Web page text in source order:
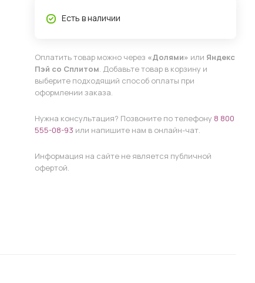
Есть в наличии
Оплатить товар можно через «Долями» или Яндекс
Пэй со Сплитом. Добавьте товар в корзину и
выберите подходящий способ оплаты при
оформлении заказа.
Нужна консультация? Позвоните по телефону 8 800
555-08-93 или напишите нам в онлайн-чат.
Информация на сайте не является публичной
офертой.